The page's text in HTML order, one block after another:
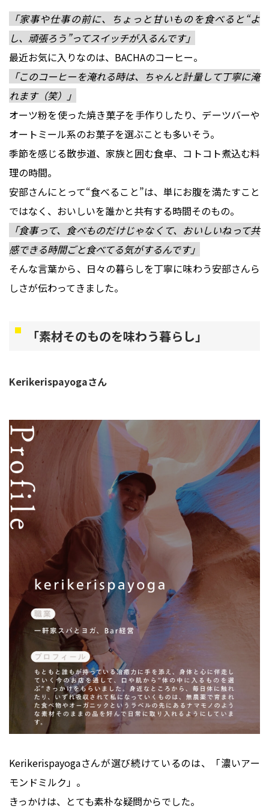
「家事や仕事の前に、ちょっと甘いものを食べると“よ
し、頑張ろう”ってスイッチが入るんです」
最近お気に入りなのは、BACHAのコーヒー。
「このコーヒーを淹れる時は、ちゃんと計量して丁寧に淹
れます（笑）」
オーツ粉を使った焼き菓子を手作りしたり、デーツバーや
オートミール系のお菓子を選ぶことも多いそう。
季節を感じる散歩道、家族と囲む食卓、コトコト煮込む料
理の時間。
安部さんにとって“食べること”は、単にお腹を満たすこと
ではなく、おいしいを誰かと共有する時間そのもの。
「食事って、食べものだけじゃなくて、おいしいねって共
感できる時間ごと食べてる気がするんです」
そんな言葉から、日々の暮らしを丁寧に味わう安部さんら
しさが伝わってきました。
「素材そのものを味わう暮らし」
Kerikerispayogaさん
Kerikerispayogaさんが選び続けているのは、「濃いアー
モンドミルク」。
きっかけは、とても素朴な疑問からでした。